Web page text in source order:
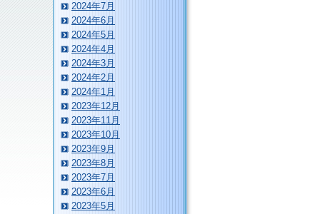
2024年7月
2024年6月
2024年5月
2024年4月
2024年3月
2024年2月
2024年1月
2023年12月
2023年11月
2023年10月
2023年9月
2023年8月
2023年7月
2023年6月
2023年5月